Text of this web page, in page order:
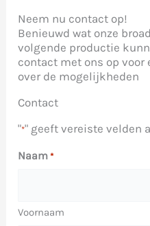
Neem nu contact op!
Benieuwd wat onze
volgende productie
contact met ons op
over de mogelijkheden
Contact
"*" geeft vereiste velden
Naam *
Voornaam